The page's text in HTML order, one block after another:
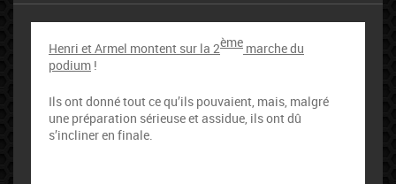
Henri et Armel montent sur la 2ème marche du
podium !
Ils ont donné tout ce qu’ils pouvaient, mais, malgré
une préparation sérieuse et assidue, ils ont dû
s’incliner en finale.